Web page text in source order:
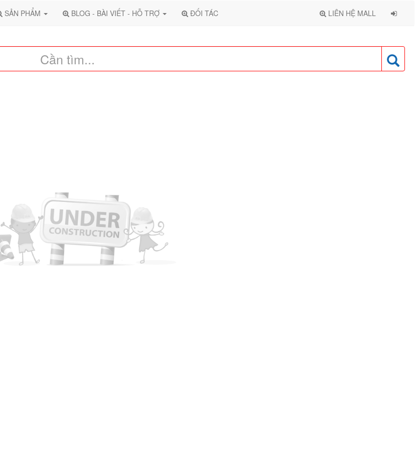
SẢN PHẨM BLOG - BÀI VIẾT - HỖ TRỢ ĐỐI TÁC LIÊN HỆ MALL